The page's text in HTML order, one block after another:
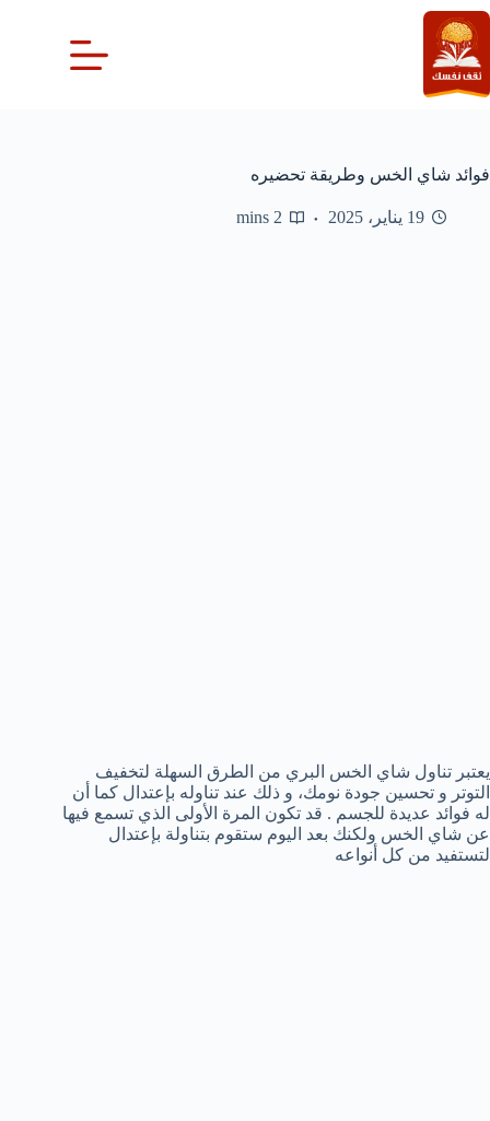
التجاوز
إلى
المحتوى
فوائد شاي الخس وطريقة تحضيره
19 يناير، 2025 2 mins
يعتبر تناول شاي الخس البري من الطرق السهلة لتخفيف
التوتر و تحسين جودة نومك، و ذلك عند تناوله بإعتدال كما أن
له فوائد عديدة للجسم . قد تكون المرة الأولى الذي تسمع فيها
عن شاي الخس ولكنك بعد اليوم ستقوم بتناولة بإعتدال
لتستفيد من كل أنواعه